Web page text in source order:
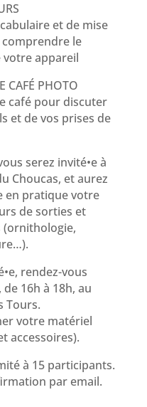
et de mise
le
appareil
CAFÉ PHOTO
café pour discuter
et de vos prises de
serez invité•e à
Choucas, et aurez
en pratique votre
de sorties et
(ornithologie,
rendez-vous
16h à 18h, au
Tours.
votre matériel
accessoires).
à 15 participants.
par email.